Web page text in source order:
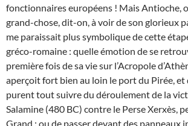
fonctionnaires européens ! Mais Antioche,
grand-chose, dit-on, à voir de son glorieux
me paraissait plus symbolique de cette
gréco-romaine : quelle émotion de se
première fois de sa vie sur l’Acropole
aperçoit fort bien au loin le port du Pirée, et
purent tout suivre du déroulement de la
Salamine (480 BC) contre le Perse Xerxès,
Grand ; ou de passer devant des panneaux